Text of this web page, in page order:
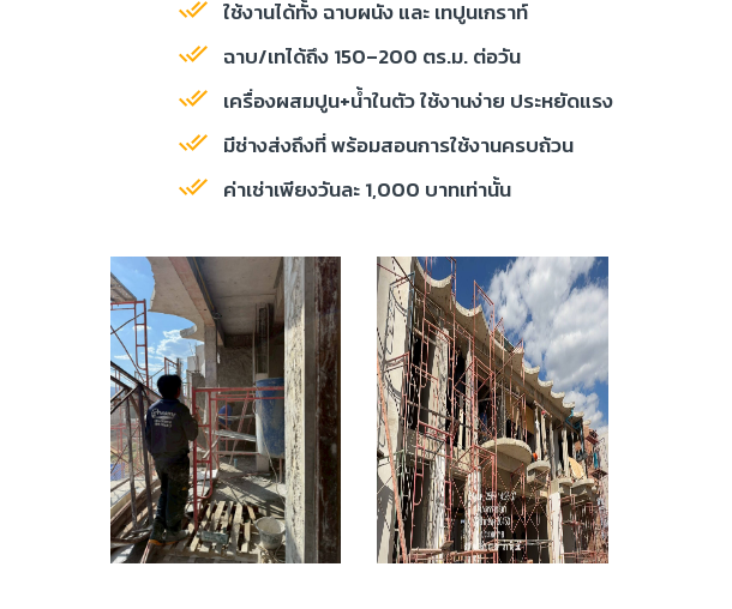
ใช้งานได้ทั้ง ฉาบผนัง และ เทปูนเกราท์
ฉาบ/เทได้ถึง 150–200 ตร.ม. ต่อวัน
เครื่องผสมปูน+น้ำในตัว ใช้งานง่าย ประหยัดแรง
มีช่างส่งถึงที่ พร้อมสอนการใช้งานครบถ้วน
ค่าเช่าเพียงวันละ 1,000 บาทเท่านั้น